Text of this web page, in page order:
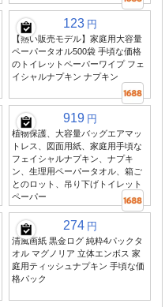
123 円
【熱い販売モデル】家庭用大容量
ペーパータオル500袋 手頃な価格
のトイレットペーパーワイプ フェ
イシャルナプキン ナプキン
919 円
植物保護、大容量バッグエアマッ
トレス、図面用紙、家庭用手頃な
フェイシャルナプキン、ナプキ
ン、生理用ペーパータオル、箱ご
とのロット、吊り下げトイレット
ペーパー
274 円
清風画紙 黒金ログ 純粋4パックタ
オル マグノリア 立体エンボス 家
庭用ティッシュナプキン 手頃な価
格パック